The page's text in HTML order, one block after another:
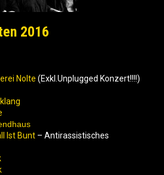
2016
Nolte (Exkl.Unplugged Konzert!!!!)
Ist Bunt – Antirassistisches